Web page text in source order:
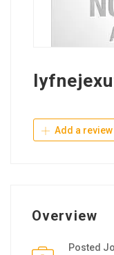
Add a review
Overview
Posted